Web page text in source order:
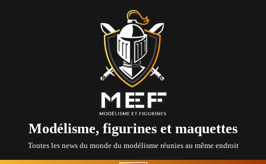
Modélisme, figurines et maquettes
Toutes les news du monde du modélisme réunies au même endroit